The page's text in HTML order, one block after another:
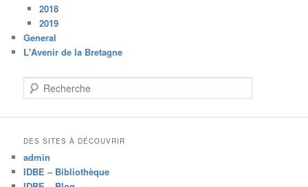
2018
2019
General
L'Avenir de la Bretagne
e
e
c
h
DES SITES À DÉCOUVRIR
admin
IDBE – Bibliothèque